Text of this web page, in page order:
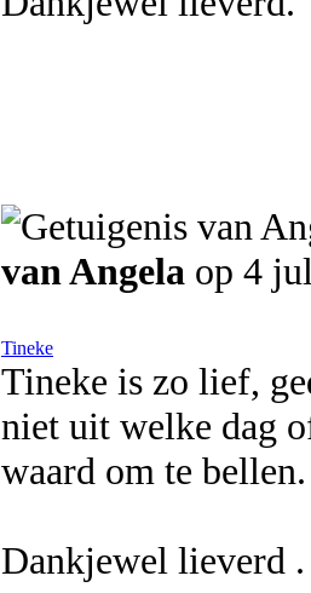
van Angela op 4
Tineke
Tineke is zo lief,
niet uit welke dag
waard om te bellen.
Dankjewel lieverd .